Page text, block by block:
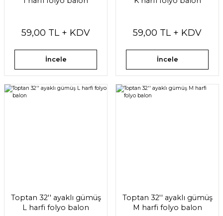
59,00 TL + KDV
İncele
59,00 TL + KDV
İncele
Toptan 32'' ayaklı gümüş
L harfi folyo balon
Toptan 32'' ayaklı gümüş
M harfi folyo balon